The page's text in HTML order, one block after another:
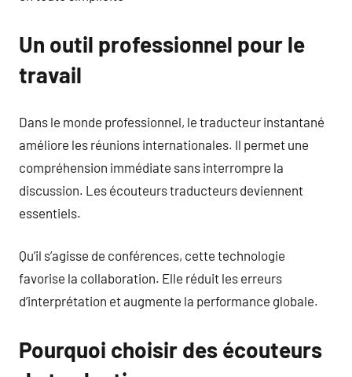
Un outil professionnel pour le
travail
Dans le monde professionnel, le traducteur instantané
améliore les réunions internationales. Il permet une
compréhension immédiate sans interrompre la
discussion. Les écouteurs traducteurs deviennent
essentiels.
Qu’il s’agisse de conférences, cette technologie
favorise la collaboration. Elle réduit les erreurs
d’interprétation et augmente la performance globale.
Pourquoi choisir des écouteurs